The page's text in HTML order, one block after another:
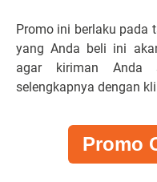
Promo ini berlaku pada
yang Anda beli ini
agar kiriman Anda
selengkapnya dengan
Promo